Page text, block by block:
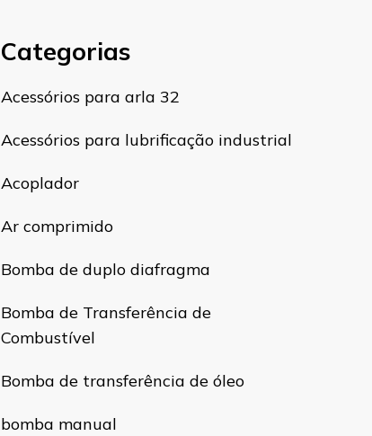
Categorias
Acessórios para arla 32
Acessórios para lubrificação industrial
Acoplador
Ar comprimido
Bomba de duplo diafragma
Bomba de Transferência de
Combustível
Bomba de transferência de óleo
bomba manual